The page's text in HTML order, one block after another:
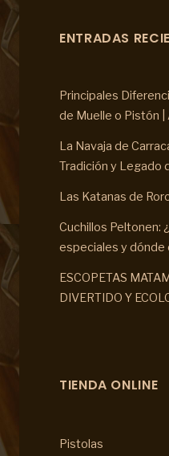
ENTRADAS
Principales
de Muelle o Pistón
La Navaja de
Tradición y Legado
Las Katanas de
Cuchillos Peltonen:
especiales y dónde
ESCOPETAS
DIVERTIDO Y
TIENDA ONLINE
Pistolas